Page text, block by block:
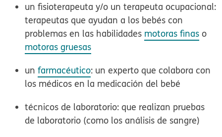
un fisioterapeuta y/o un terapeuta ocupacional:
terapeutas que ayudan a los bebés con
problemas en las habilidades motoras finas o
motoras gruesas
unfarmacéutico: un experto que colabora con
los médicos en la medicación del bebé
técnicos de laboratorio: que realizan pruebas
de laboratorio (como los análisis de sangre)